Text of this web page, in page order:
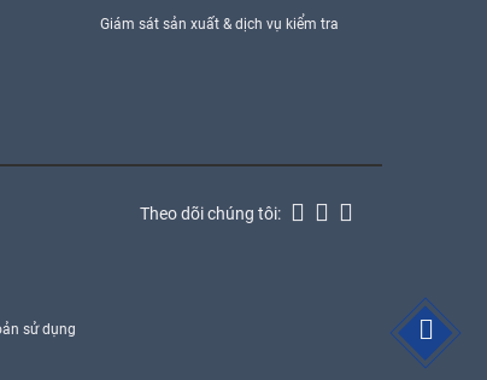
Giám sát sản xuất & dịch vụ kiểm tra
Theo dõi chúng tôi:
sử dụng